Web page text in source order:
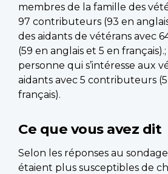
membres de la famille des
97 contributeurs (93 en
des aidants de vétérans avec
(59 en anglais et 5 en
personne qui s’intéresse aux
aidants avec 5 contributeurs
français).
Ce que vous avez dit
Selon les réponses au
étaient plus susceptibles de